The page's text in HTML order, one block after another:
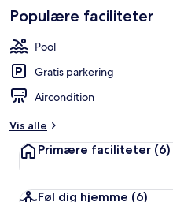
Gæstefavoritter
a
f
Populære faciliteter
Pool
Gratis parkering
Aircondition
Vis alle
Primære faciliteter (6)
Føl dig hjemme (6)